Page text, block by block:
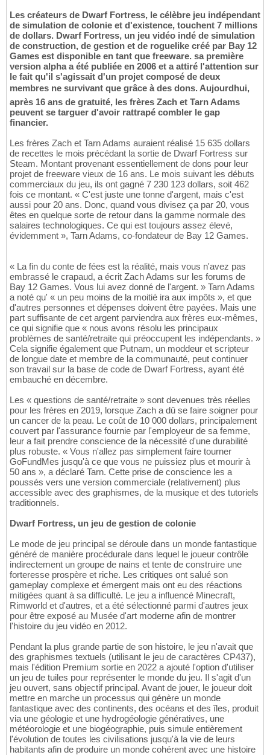
Les créateurs de Dwarf Fortress, le célèbre jeu indépendant
de simulation de colonie et d'existence, touchent 7 millions
de dollars. Dwarf Fortress, un jeu vidéo indé de simulation
de construction, de gestion et de roguelike créé par Bay 12
Games est disponible en tant que freeware. sa première
version alpha a été publiée en 2006 et a attiré l'attention sur
le fait qu'il s'agissait d'un projet composé de deux
membres ne survivant que grâce à des dons. Aujourdhui,
après 16 ans de gratuité, les frères Zach et Tarn Adams
peuvent se targuer d'avoir rattrapé combler le gap
financier.
Les frères Zach et Tarn Adams auraient réalisé 15 635 dollars
de recettes le mois précédant la sortie de Dwarf Fortress sur
Steam. Montant provenant essentiellement de dons pour leur
projet de freeware vieux de 16 ans. Le mois suivant les débuts
commerciaux du jeu, ils ont gagné 7 230 123 dollars, soit 462
fois ce montant. « C'est juste une tonne d'argent, mais c'est
aussi pour 20 ans. Donc, quand vous divisez ça par 20, vous
êtes en quelque sorte de retour dans la gamme normale des
salaires technologiques. Ce qui est toujours assez élevé,
évidemment », Tarn Adams, co-fondateur de Bay 12 Games.
« La fin du conte de fées est la réalité, mais vous n'avez pas
embrassé le crapaud, a écrit Zach Adams sur les forums de
Bay 12 Games. Vous lui avez donné de l'argent. » Tarn Adams
a noté qu' « un peu moins de la moitié ira aux impôts », et que
d'autres personnes et dépenses doivent être payées. Mais une
part suffisante de cet argent parviendra aux frères eux-mêmes,
ce qui signifie que « nous avons résolu les principaux
problèmes de santé/retraite qui préoccupent les indépendants. »
Cela signifie également que Putnam, un moddeur et scripteur
de longue date et membre de la communauté, peut continuer
son travail sur la base de code de Dwarf Fortress, ayant été
embauché en décembre.
Les « questions de santé/retraite » sont devenues très réelles
pour les frères en 2019, lorsque Zach a dû se faire soigner pour
un cancer de la peau. Le coût de 10 000 dollars, principalement
couvert par l'assurance fournie par l'employeur de sa femme,
leur a fait prendre conscience de la nécessité d'une durabilité
plus robuste. « Vous n'allez pas simplement faire tourner
GoFundMes jusqu'à ce que vous ne puissiez plus et mourir à
50 ans », a déclaré Tarn. Cette prise de conscience les a
poussés vers une version commerciale (relativement) plus
accessible avec des graphismes, de la musique et des tutoriels
traditionnels.
Dwarf Fortress, un jeu de gestion de colonie
Le mode de jeu principal se déroule dans un monde fantastique
généré de manière procédurale dans lequel le joueur contrôle
indirectement un groupe de nains et tente de construire une
forteresse prospère et riche. Les critiques ont salué son
gameplay complexe et émergent mais ont eu des réactions
mitigées quant à sa difficulté. Le jeu a influencé Minecraft,
Rimworld et d'autres, et a été sélectionné parmi d'autres jeux
pour être exposé au Musée d'art moderne afin de montrer
l'histoire du jeu vidéo en 2012.
Pendant la plus grande partie de son histoire, le jeu n'avait que
des graphismes textuels (utilisant le jeu de caractères CP437),
mais l'édition Premium sortie en 2022 a ajouté l'option d'utiliser
un jeu de tuiles pour représenter le monde du jeu. Il s'agit d'un
jeu ouvert, sans objectif principal. Avant de jouer, le joueur doit
mettre en marche un processus qui génère un monde
fantastique avec des continents, des océans et des îles, produit
via une géologie et une hydrogéologie génératives, une
météorologie et une biogéographie, puis simule entièrement
l'évolution de toutes les civilisations jusqu'à la vie de leurs
habitants afin de produire un monde cohérent avec une histoire